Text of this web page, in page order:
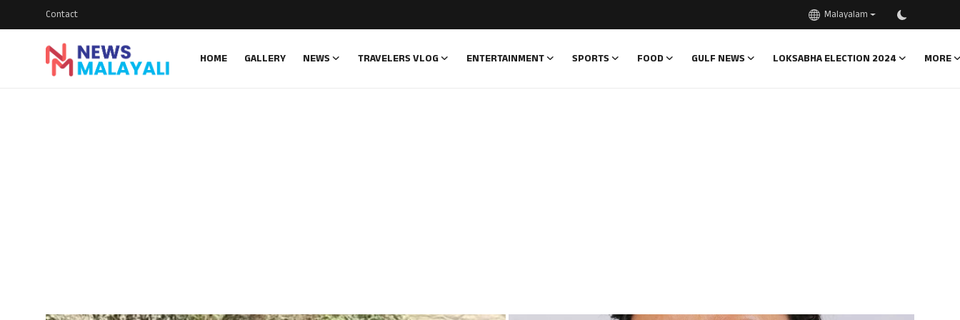
Contact Malayalam
HOME GALLERY NEWS TRAVELERS VLOG ENTERTAINMENT SPORTS FOOD GULF NEWS LOKSABHA ELECTION 2024 MORE